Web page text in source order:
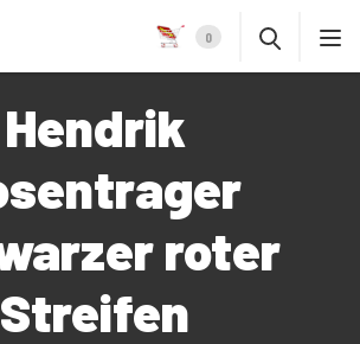
0
Hendrik
roter
Streifen